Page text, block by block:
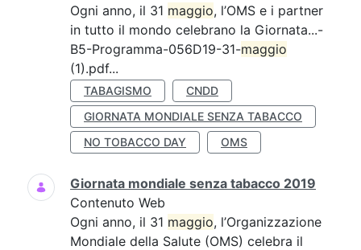
Ogni anno, il 31 maggio, l’OMS e i partner
in tutto il mondo celebrano la Giornata...-
B5-Programma-056D19-31-maggio
(1).pdf...
TABAGISMO
CNDD
GIORNATA MONDIALE SENZA TABACCO
NO TOBACCO DAY
OMS
Giornata mondiale senza tabacco 2019
Contenuto Web
Ogni anno, il 31 maggio, l’Organizzazione
Mondiale della Salute (OMS) celebra il